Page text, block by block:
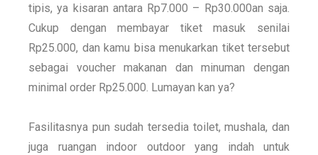
tipis, ya kisaran antara Rp7.000 – Rp30.000an saja.
Cukup dengan membayar tiket masuk senilai
Rp25.000, dan kamu bisa menukarkan tiket tersebut
sebagai voucher makanan dan minuman dengan
minimal order Rp25.000. Lumayan kan ya?
Fasilitasnya pun sudah tersedia toilet, mushala, dan
juga ruangan indoor outdoor yang indah untuk